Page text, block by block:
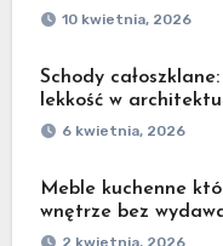
10 kwietnia, 2026
Schody
lekkość w
6 kwietnia, 2026
Meble kuchenne
wnętrze bez
2 kwietnia, 2026